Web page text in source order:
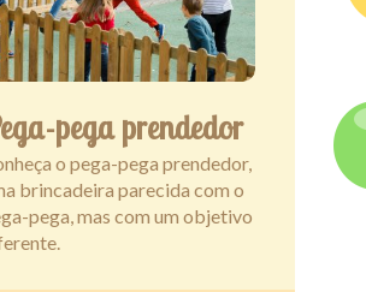
pega prendedor
o pega-pega prendedor,
brincadeira parecida com o
pega, mas com um objetivo